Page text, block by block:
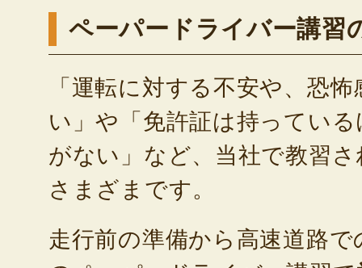
ペーパードライバー講習
「運転に対する不安や、恐
い」や「免許証は持ってい
がない」など、当社で教習
さまざまです。
走行前の準備から高速道路